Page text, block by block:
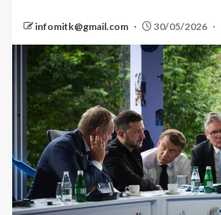
infomitk@gmail.com 30/05/2026